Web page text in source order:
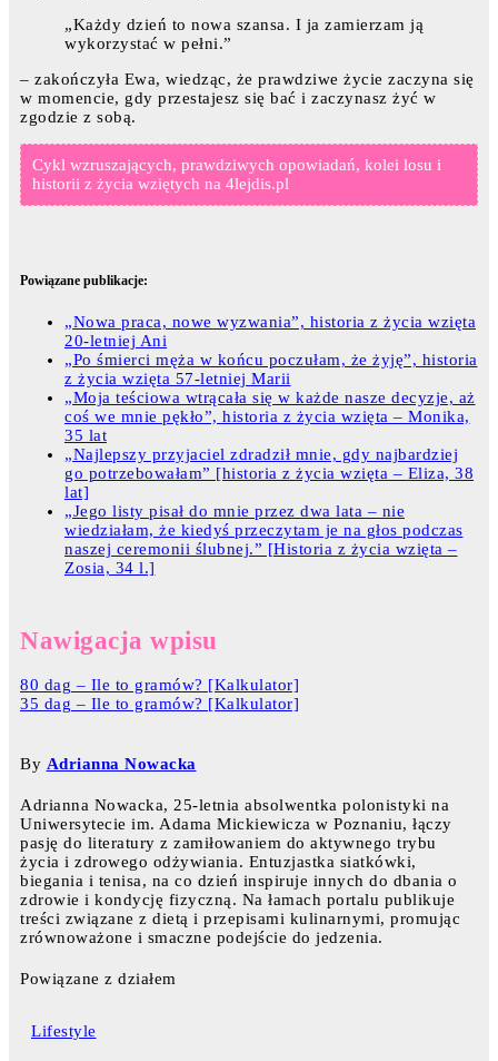
„Każdy dzień to nowa szansa. I ja zamierzam ją
wykorzystać w pełni.”
– zakończyła Ewa, wiedząc, że prawdziwe życie zaczyna się
w momencie, gdy przestajesz się bać i zaczynasz żyć w
zgodzie z sobą.
Cykl wzruszających, prawdziwych opowiadań, kolei losu i
historii z życia wziętych na 4lejdis.pl
Powiązane publikacje:
„Nowa praca, nowe wyzwania”, historia z życia wzięta
20-letniej Ani
„Po śmierci męża w końcu poczułam, że żyję”, historia
z życia wzięta 57-letniej Marii
„Moja teściowa wtrącała się w każde nasze decyzje, aż
coś we mnie pękło”, historia z życia wzięta – Monika,
35 lat
„Najlepszy przyjaciel zdradził mnie, gdy najbardziej
go potrzebowałam” [historia z życia wzięta – Eliza, 38
lat]
„Jego listy pisał do mnie przez dwa lata – nie
wiedziałam, że kiedyś przeczytam je na głos podczas
naszej ceremonii ślubnej.” [Historia z życia wzięta –
Zosia, 34 l.]
Nawigacja wpisu
80 dag – Ile to gramów? [Kalkulator]
35 dag – Ile to gramów? [Kalkulator]
By Adrianna Nowacka
Adrianna Nowacka, 25-letnia absolwentka polonistyki na
Uniwersytecie im. Adama Mickiewicza w Poznaniu, łączy
pasję do literatury z zamiłowaniem do aktywnego trybu
życia i zdrowego odżywiania. Entuzjastka siatkówki,
biegania i tenisa, na co dzień inspiruje innych do dbania o
zdrowie i kondycję fizyczną. Na łamach portalu publikuje
treści związane z dietą i przepisami kulinarnymi, promując
zrównoważone i smaczne podejście do jedzenia.
Powiązane z działem
Lifestyle